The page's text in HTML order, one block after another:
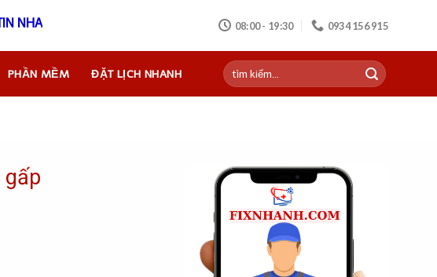
THÔNG TIN NHANH - FIX NHANH - BẢO HÀNH NHANH
08:00 - 19:30 0934 156 915
PHẦN MỀM ĐẶT LỊCH NHANH